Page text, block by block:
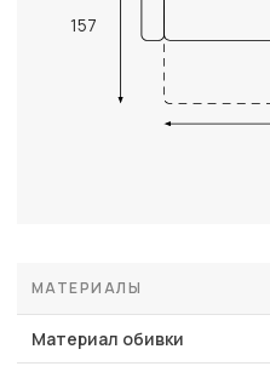
157
МАТЕРИАЛЫ
Материал обивки